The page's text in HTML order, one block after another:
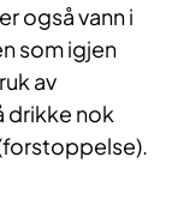
også vann i
som igjen
av
drikke nok